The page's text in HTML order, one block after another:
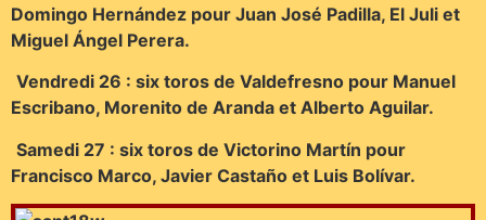
Domingo Hernández pour Juan José Padilla, El Juli et
Miguel Ángel Perera.
Vendredi 26 : six toros de Valdefresno pour Manuel
Escribano, Morenito de Aranda et Alberto Aguilar.
Samedi 27 : six toros de Victorino Martín pour
Francisco Marco, Javier Castaño et Luis Bolívar.